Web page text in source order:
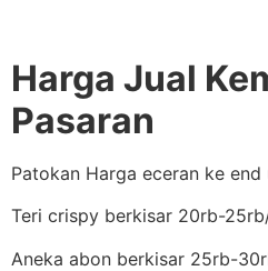
Harga Jual
Pasaran
Patokan Harga eceran ke end
Teri crispy berkisar 20rb-
Aneka abon berkisar 25rb-